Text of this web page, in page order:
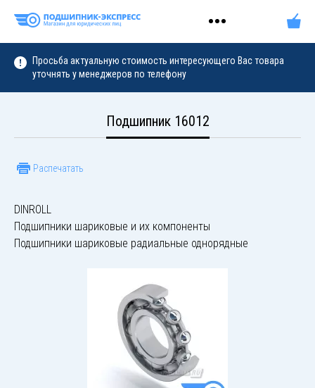
Просьба актуальную стоимость интересующего Вас товара
уточнять у менеджеров по телефону
Подшипник 16012
Распечатать
DINROLL
Подшипники шариковые и их компоненты
Подшипники шариковые радиальные однорядные